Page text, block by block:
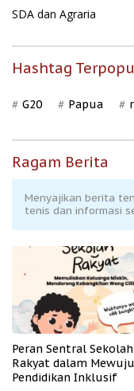
SDA dan Agraria
Hashtag
G20 Papua
Ragam Berita
Menyajikan berita
tenis dan informasi
Peran Sentral Sekolah
Rakyat dalam
Pendidikan Inklusif